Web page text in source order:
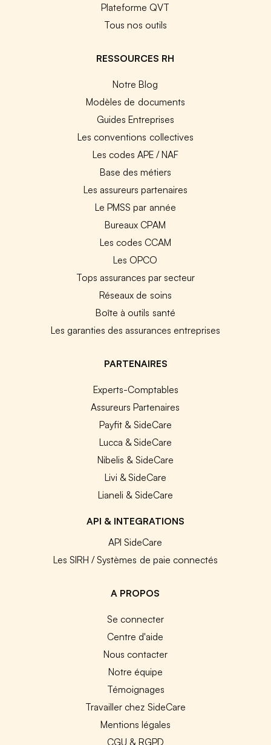
Plateforme QVT
Tous nos outils
RESSOURCES RH
Notre Blog
Modèles de documents
Guides Entreprises
Les conventions collectives
Les codes APE / NAF
Base des métiers
Les assureurs partenaires
Le PMSS par année
Bureaux CPAM
Les codes CCAM
Les OPCO
Tops assurances par secteur
Réseaux de soins
Boîte à outils santé
Les garanties des assurances entreprises
PARTENAIRES
Experts-Comptables
Assureurs Partenaires
Payfit & SideCare
Lucca & SideCare
Nibelis & SideCare
Livi & SideCare
Lianeli & SideCare
API & INTEGRATIONS
API SideCare
Les SIRH / Systèmes de paie connectés
A PROPOS
Se connecter
Centre d'aide
Nous contacter
Notre équipe
Témoignages
Travailler chez SideCare
Mentions légales
CGU & RGPD